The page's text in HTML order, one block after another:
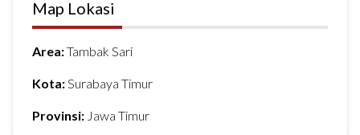
Map Lokasi
Area:Tambak Sari
Kota:Surabaya Timur
Provinsi: Jawa Timur